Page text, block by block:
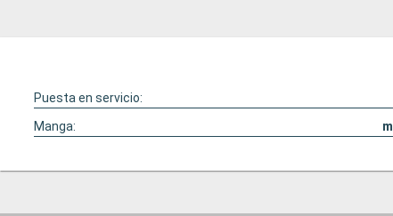
Puesta en servicio:
Manga:
m